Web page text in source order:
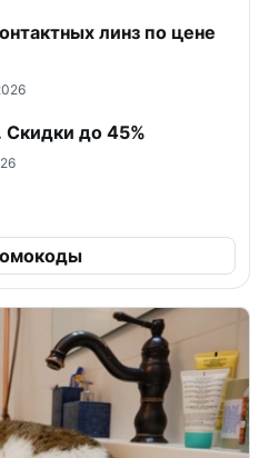
линз по цене
до 45%